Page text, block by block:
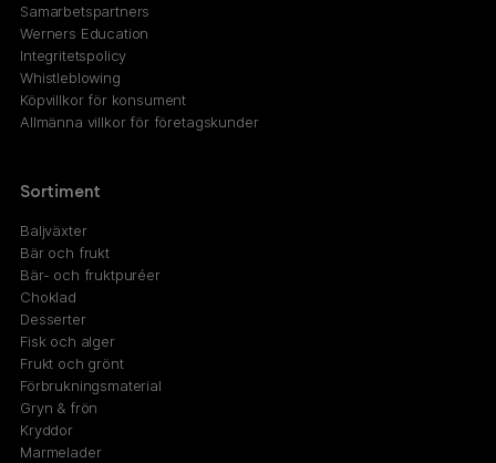
Samarbetspartners
Werners Education
Integritetspolicy
Whistleblowing
Köpvillkor för konsument
Allmänna villkor för företagskunder
Sortiment
Baljväxter
Bär och frukt
Bär- och fruktpuréer
Choklad
Desserter
Fisk och alger
Frukt och grönt
Förbrukningsmaterial
Gryn & frön
Kryddor
Marmelader